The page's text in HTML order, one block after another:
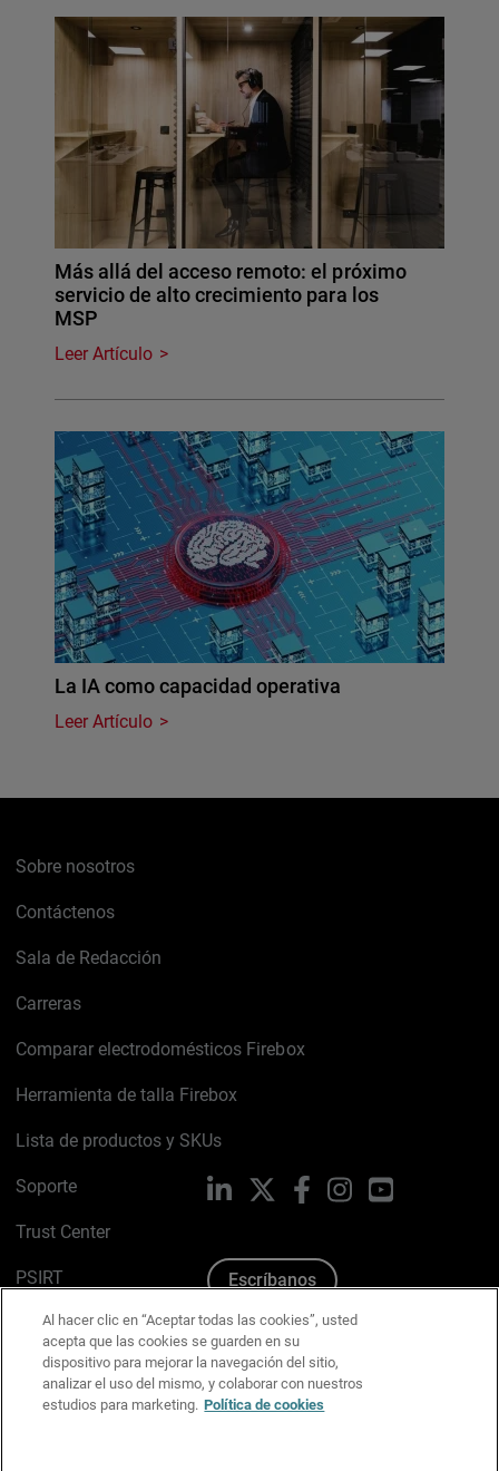
Más allá del acceso remoto: el próximo
servicio de alto crecimiento para los
MSP
Leer Artículo
La IA como capacidad operativa
Leer Artículo
Sobre nosotros
Contáctenos
Sala de Redacción
Carreras
Comparar electrodomésticos Firebox
Herramienta de talla Firebox
Lista de productos y SKUs
Soporte
Trust Center
PSIRT
Política de cookies
Política de privacidad
Kit de medios y marca
LinkedIn FacebookInstagramYouTube
Escríbanos
Al hacer clic en “Aceptar todas las cookies”, usted
acepta que las cookies se guarden en su
dispositivo para mejorar la navegación del sitio,
analizar el uso del mismo, y colaborar con nuestros
estudios para marketing. Política de cookies